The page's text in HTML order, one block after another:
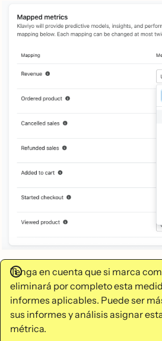
Tenga en cuenta que si marca
eliminará por completo esta
informes aplicables. Puede ser
sus informes y análisis asignar
métrica.